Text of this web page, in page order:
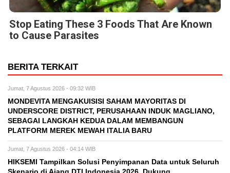
Stop Eating These 3 Foods That Are Known
to Cause Parasites
BERITA TERKAIT
Jumat, 7 Agustus 2026 - 09:32 WIB
MONDEVITA MENGAKUISISI SAHAM MAYORITAS DI
UNDERSCORE DISTRICT, PERUSAHAAN INDUK MAGLIANO,
SEBAGAI LANGKAH KEDUA DALAM MEMBANGUN
PLATFORM MEREK MEWAH ITALIA BARU
Jumat, 7 Agustus 2026 - 04:14 WIB
HIKSEMI Tampilkan Solusi Penyimpanan Data untuk Seluruh